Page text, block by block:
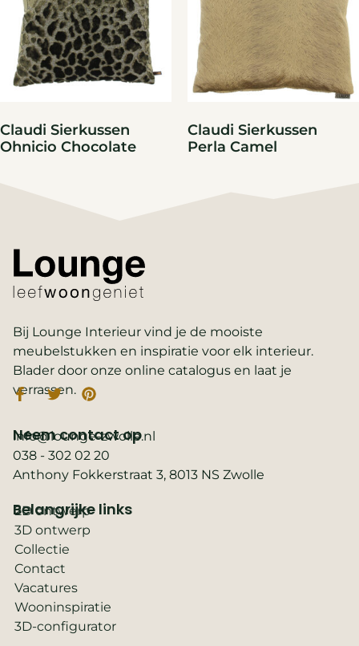
Claudi Sierkussen
Ohnicio Chocolate
Claudi Sierkussen
Perla Camel
Bij Lounge Interieur vind je de mooiste
meubelstukken en inspiratie voor elk interieur.
Blader door onze online catalogus en laat je
verrassen.
Belangrijke links
2D ontwerp
3D ontwerp
Collectie
Contact
Vacatures
Wooninspiratie
3D-configurator
Neem contact op
info@lounge-zwolle.nl
038 - 302 02 20
Anthony Fokkerstraat 3, 8013 NS Zwolle